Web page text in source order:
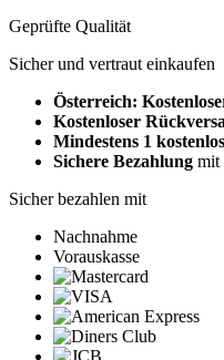
Geprüfte Qualität
Sicher und vertraut einkaufen
Österreich:
Kostenloser
Mindestens 1
Sichere Bezahlung mit
Sicher bezahlen mit
Nachnahme
Vorauskasse